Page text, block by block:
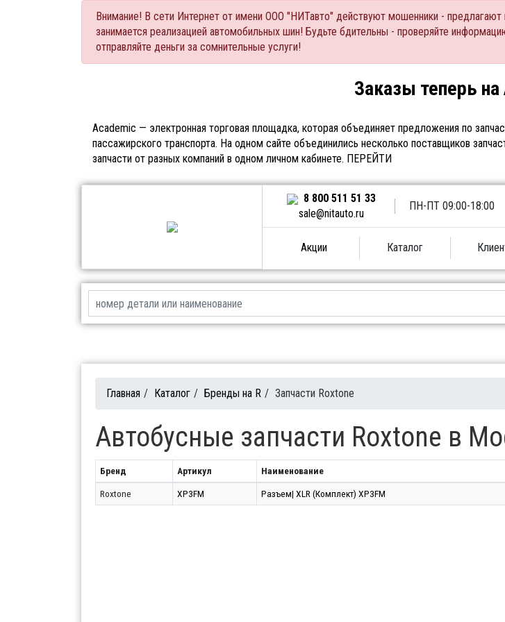
Внимание! В сети Интернет от имени ООО "НИТавто" действуют мошенники -
занимается реализацией автомобильных шин! Будьте бдительны - проверяйте
отправляйте деньги за сомнительные услуги!
Заказы теперь на
Academic — электронная торговая площадка, которая объединяет предложения по
пассажирского транспорта. На одном сайте объединились несколько поставщиков
запчасти от разных компаний в одном личном кабинете. ПЕРЕЙТИ
8 800 511 51 33
sale@nitauto.ru
ПН-ПТ 09:00-18:00
Акции Каталог
Главная / Каталог / Бренды на R / Запчасти Roxtone
Автобусные запчасти Roxtone в
Бренд Артикул Наименование
Roxtone XP3FM Разъем| XLR (Комплект) XP3FM